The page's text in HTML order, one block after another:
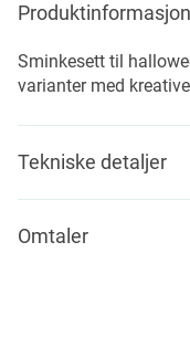
Produktinformasjon
Sminkesett til
varianter med
Tekniske detaljer
Omtaler